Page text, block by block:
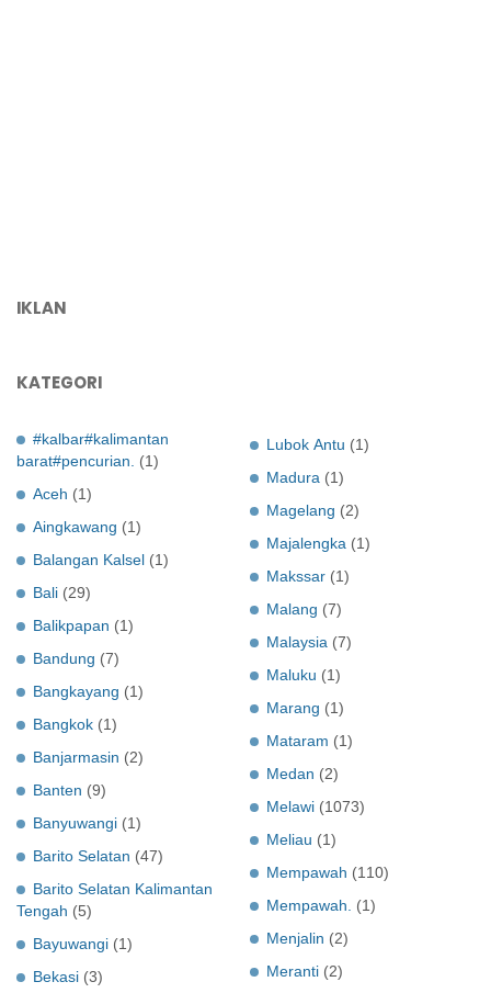
IKLAN
KATEGORI
#kalbar#kalimantan
barat#pencurian.
(1)
Aceh (1)
Aingkawang (1)
Balangan Kalsel (1)
Bali (29)
Balikpapan (1)
Bandung (7)
Bangkayang (1)
Bangkok (1)
Banjarmasin (2)
Banten (9)
Banyuwangi (1)
Barito Selatan (47)
Barito Selatan Kalimantan
Tengah (5)
Bayuwangi (1)
Bekasi (3)
Lubok Antu (1)
Madura (1)
Magelang (2)
Majalengka (1)
Makssar (1)
Malang (7)
Malaysia (7)
Maluku (1)
Marang (1)
Mataram (1)
Medan (2)
Melawi (1073)
Meliau (1)
Mempawah (110)
Mempawah.
(1)
Menjalin (2)
Meranti (2)